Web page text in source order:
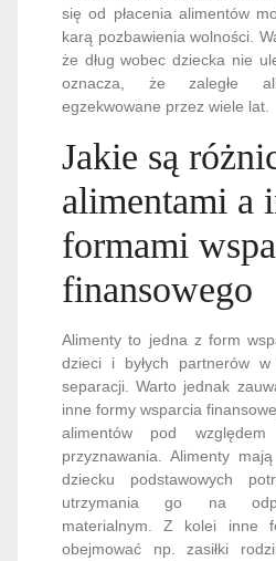
się od płacenia alimentów
karą pozbawienia wolności.
że dług wobec dziecka nie
oznacza, że zaległe
egzekwowane przez wiele lat.
Jakie są
alimentami a
formami
finansowego
Alimenty to jedna z form
dzieci i byłych partnerów
separacji. Warto jednak
inne formy wsparcia
alimentów pod
przyznawania. Alimenty
dziecku podstawowych
utrzymania go na
materialnym. Z kolei inne
obejmować np. zasiłki